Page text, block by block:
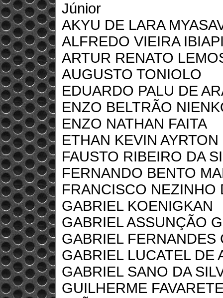
Júnior
AKYU DE LARA
ALFREDO VIEIRA
ARTUR RENATO
AUGUSTO TONIOLO
EDUARDO PALU DE
ENZO BELTRÃO
ENZO NATHAN FAITA
ETHAN KEVIN
FAUSTO RIBEIRO DA
FERNANDO BENTO
FRANCISCO NEZINHO
GABRIEL KOENIGKAN
GABRIEL ASSUNÇÃO
GABRIEL FERNANDES
GABRIEL LUCATEL DE
GABRIEL SANO DA
GUILHERME